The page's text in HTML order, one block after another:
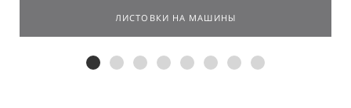
ЛИСТОВКИ НА МАШИНЫ